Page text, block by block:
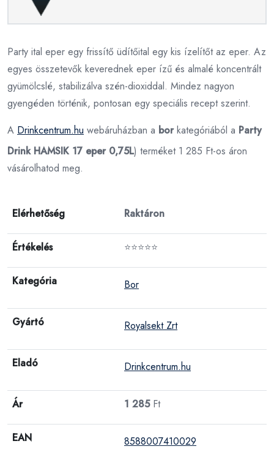
Party ital eper egy frissítő üdítőital egy kis ízelítőt az eper. Az
egyes összetevők keverednek eper ízű és almalé koncentrált
gyümölcslé, stabilizálva szén-dioxiddal. Mindez nagyon
gyengéden történik, pontosan egy speciális recept szerint.
A Drinkcentrum.hu webáruházban a borkategóriából a Party
Drink HAMSIK 17 eper 0,75L) terméket 1 285 Ft-os áron
vásárolhatod meg.
Elérhetőség Raktáron
Értékelés ⭐⭐⭐⭐⭐
Kategória Bor
Gyártó Royalsekt Zrt
Eladó Drinkcentrum.hu
Ár 1 285Ft
EAN 8588007410029